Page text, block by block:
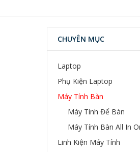
CHUYÊN MỤC
Laptop
Phụ Kiện Laptop
Máy Tính Bàn
Máy Tính Để Bàn
Máy Tính Bàn All In
Linh Kiện Máy Tính